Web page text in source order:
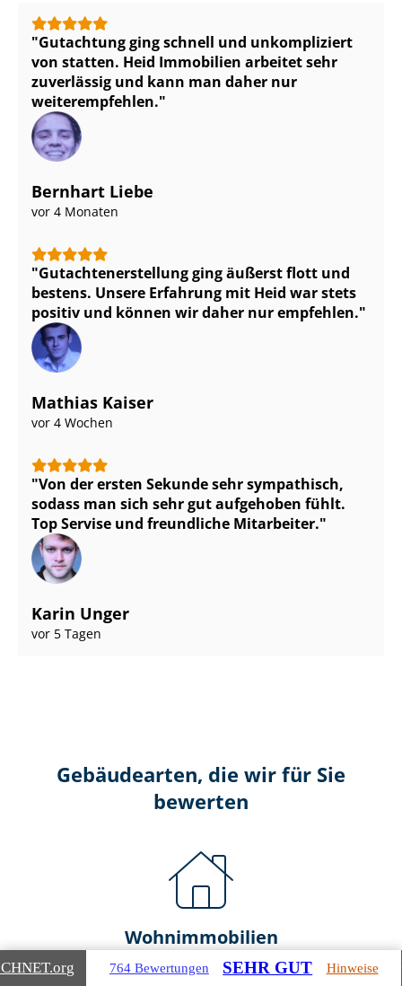
Gutachtung ging schnell und unkompliziert
von statten. Heid Immobilien arbeitet sehr
zuverlässig und kann man daher nur
weiterempfehlen.
Bernhart Liebe
vor 4 Monaten
Gut­ach­ten­er­stel­lung ging äußerst flott und
bestens. Unsere Erfahrung mit Heid war stets
positiv und können wir daher nur empfehlen.
Mathias Kaiser
vor 4 Wochen
Von der ersten Sekunde sehr sympathisch,
sodass man sich sehr gut aufgehoben fühlt.
Top Servise und freundliche Mitarbeiter.
Karin Unger
vor 5 Tagen
Gebäudearten, die wir für Sie
bewerten
Wohnimmobilien
Ein- und Zwei­fa­mi­li­en­häu­ser
.org 764 Bewertungen SEHR GUT Hinweise